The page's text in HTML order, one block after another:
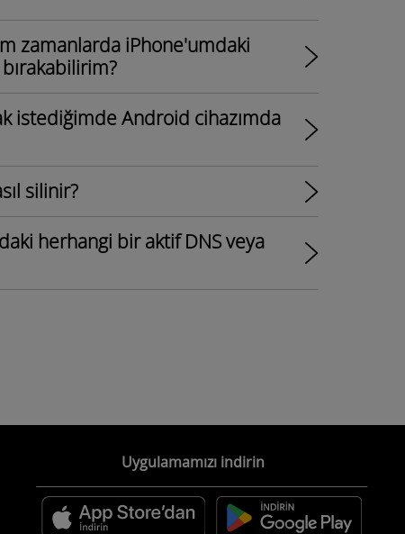
zamanlarda iPhone'umdaki
istediğimde Android cihazımda
silinir?
herhangi bir aktif DNS veya
Uygulamamızı indirin